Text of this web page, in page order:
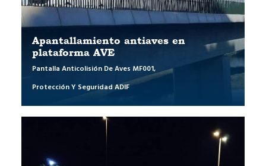
Apantallamiento antiaves en
plataforma AVE
Pantalla Anticolisión De Aves MF001,
Protección Y Seguridad ADIF